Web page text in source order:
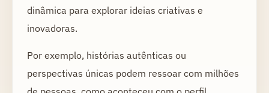
dinâmica para explorar ideias criativas e
inovadoras.
Por exemplo, histórias autênticas ou
perspectivas únicas podem ressoar com milhões